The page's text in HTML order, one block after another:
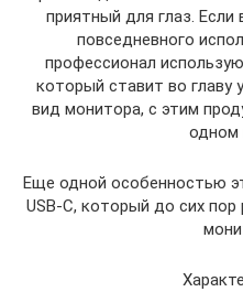
приятный для глаз.
повседневного
профессионал
который ставит во главу
вид монитора, с этим
одном
Еще одной особенностью
USB-C, который до сих пор